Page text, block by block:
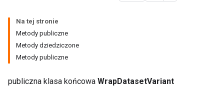
Na tej stronie
Metody publiczne
Metody dziedziczone
Metody publiczne
publiczna klasa końcowa WrapDatasetVariant